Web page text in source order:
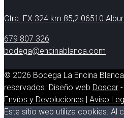
Ctra. EX 324 km 85,2 06510
679 807 326
bodega@encinablanca.com
© 2026 Bodega La Encina
reservados. Diseño web Doscar -
Envíos y Devoluciones
Aviso
Este sitio web utiliza cookies. Al